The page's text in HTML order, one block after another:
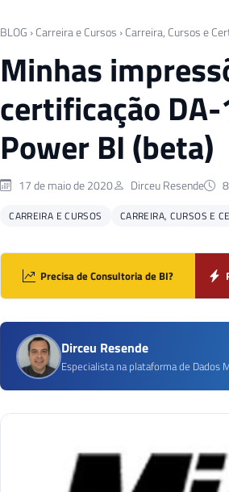
BLOG › Carreira e Cursos › Carreira, Cursos e
Minhas
certificação
Power BI (beta)
17 de maio de 2020 Dirceu Resende
CARREIRA E CURSOS CARREIRA, CURSOS E
Precisa de Consultoria de BI?
Dirceu Resende
Especialista na plataforma de Dados